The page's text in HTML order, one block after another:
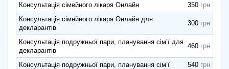
Консультація сімейного лікаря Онлайн
350
Консультація сімейного лікаря Онлайн для
декларантів
300
Консультація подружньої пари, планування сім’ї для
декларантів
460
Консультація подружньої пари, планування сім’ї
540